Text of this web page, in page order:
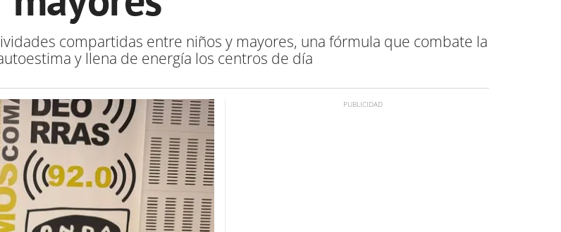
compartidas entre niños y mayores, una fórmula que combate la
y llena de energía los centros de día